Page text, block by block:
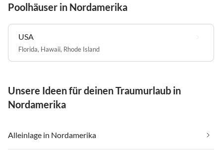
Poolhäuser in Nordamerika
USA
Florida, Hawaii, Rhode Island
Unsere Ideen für deinen Traumurlaub in
Nordamerika
Alleinlage in Nordamerika